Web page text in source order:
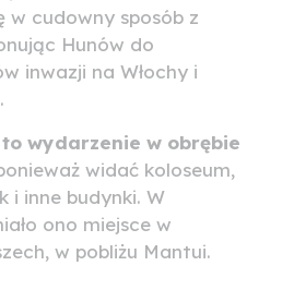
w cudowny sposób z
Hunów do
inwazji na Włochy i
to wydarzenie w obrębie
widać koloseum,
i inne budynki. W
ono miejsce w
w pobliżu Mantui.